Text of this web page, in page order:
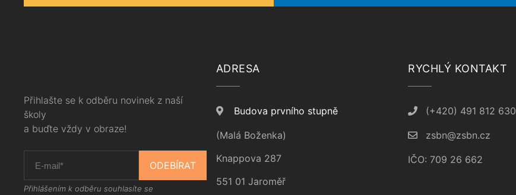
Přihlašte se k odběru novinek z naší
školy
a buďte vždy v obraze!
ODEBÍRAT
Přihlášením k odběru souhlasíte se
ADRESA
Budova prvního stupně
(Malá Boženka)
Knappova 287
551 01 Jaroměř
RYCHLÝ KONTAKT
(+420) 491 812 630
zsbn@zsbn.cz
IČO: 709 26 662